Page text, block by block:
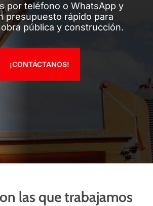
por teléfono o WhatsApp y
presupuesto rápido para
pública y construcción.
¡CONTÁCTANOS!
las que trabajamos